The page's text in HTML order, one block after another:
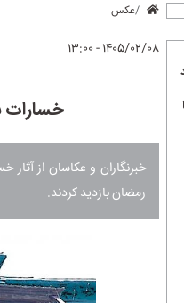
عکس
۱۴۰۵/۰۲/۰۸ - ۱۳:۰۰
خسارات
خبرنگاران و عکاسان از
رمضان بازدید کردند.